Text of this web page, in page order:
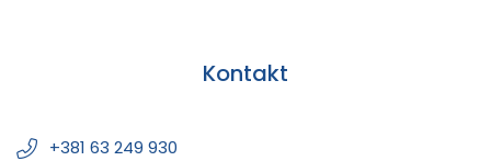
Kontakt
+381 63 249 930